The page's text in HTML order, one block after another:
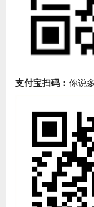
支付宝扫码： 你说